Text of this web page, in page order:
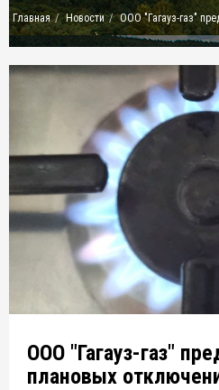
Главная Новости ООО "Гагауз-газ"
ООО "Гагауз-газ"
плановых